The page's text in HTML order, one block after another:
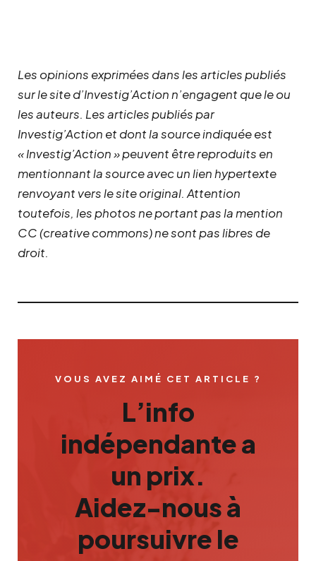
Les opinions exprimées dans les articles publiés
sur le site d’Investig’Action n’engagent que le ou
les auteurs. Les articles publiés par
Investig’Action et dont la source indiquée est
« Investig’Action » peuvent être reproduits en
mentionnant la source avec un lien hypertexte
renvoyant vers le site original. Attention
toutefois, les photos ne portant pas la mention
CC (creative commons) ne sont pas libres de
droit.
VOUS AVEZ AIMÉ CET ARTICLE ?
L’info
indépendante a
un prix.
Aidez-nous à
poursuivre le